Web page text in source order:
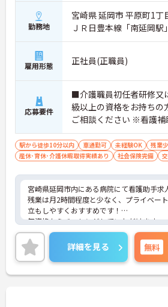
勤務地
宮崎県 延岡市 平原町1丁
ＪＲ日豊本線「南延岡駅
雇用形態 正社員(正職員)
応募要件
■介護職員初任者研修又
級以上の資格をお持ち
ご相談ください ※看護補
駅から徒歩10分以内 車通勤可 未経験OK 残業
産休･育休･介護休暇取得実績あり
社会保険完備
宮崎県延岡市内にある病院にて看護助手求
残業は月2時間程度と少なく、プライベー
立もしやすくおすすめです！
無資格からチャレンジしていただけます。
少しでも興味をお持ちであれば詳細なお話
すので気軽にご連絡ください。
詳細を見る 無料